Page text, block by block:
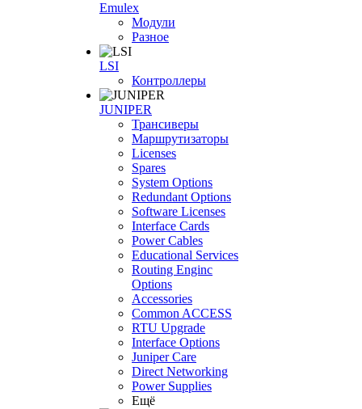
Emulex
Модули
Разное
LSI
Контроллеры
JUNIPER
Трансиверы
Маршрутизаторы
Licenses
Spares
System Options
Redundant Options
Software Licenses
Interface Cards
Power Cables
Educational Services
Routing Enginc
Options
Accessories
Common ACCESS
RTU Upgrade
Interface Options
Juniper Care
Direct Networking
Power Supplies
Ещё